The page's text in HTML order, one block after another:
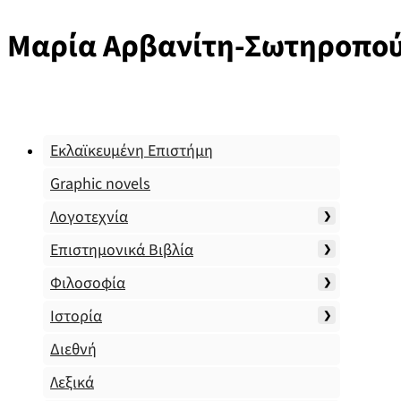
Μαρία Αρβανίτη-
Εκλαϊκευμένη Επιστήμη
Graphic novels
Λογοτεχνία
Επιστημονικά Βιβλία
Φιλοσοφία
Ιστορία
Διεθνή
Λεξικά